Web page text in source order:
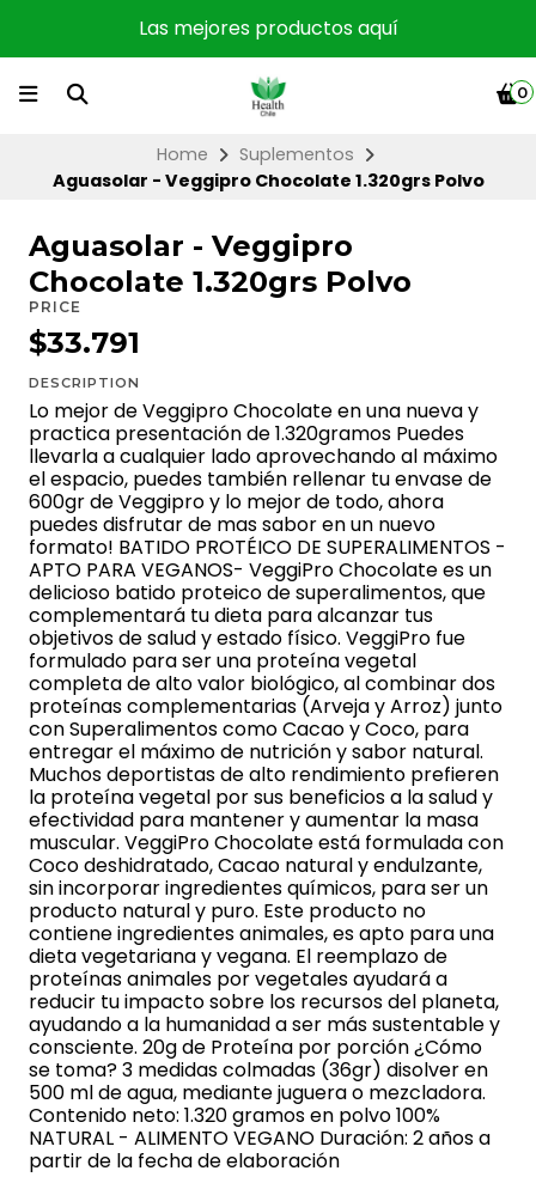
Las mejores productos aquí
0
Home
Suplementos
Aguasolar - Veggipro Chocolate 1.320grs Polvo
Aguasolar - Veggipro
Chocolate 1.320grs Polvo
PRICE
$33.791
DESCRIPTION
Lo mejor de Veggipro Chocolate en una nueva y
practica presentación de 1.320gramos Puedes
llevarla a cualquier lado aprovechando al máximo
el espacio, puedes también rellenar tu envase de
600gr de Veggipro y lo mejor de todo, ahora
puedes disfrutar de mas sabor en un nuevo
formato! BATIDO PROTÉICO DE SUPERALIMENTOS -
APTO PARA VEGANOS- VeggiPro Chocolate es un
delicioso batido proteico de superalimentos, que
complementará tu dieta para alcanzar tus
objetivos de salud y estado físico. VeggiPro fue
formulado para ser una proteína vegetal
completa de alto valor biológico, al combinar dos
proteínas complementarias (Arveja y Arroz) junto
con Superalimentos como Cacao y Coco, para
entregar el máximo de nutrición y sabor natural.
Muchos deportistas de alto rendimiento prefieren
la proteína vegetal por sus beneficios a la salud y
efectividad para mantener y aumentar la masa
muscular. VeggiPro Chocolate está formulada con
Coco deshidratado, Cacao natural y endulzante,
sin incorporar ingredientes químicos, para ser un
producto natural y puro. Este producto no
contiene ingredientes animales, es apto para una
dieta vegetariana y vegana. El reemplazo de
proteínas animales por vegetales ayudará a
reducir tu impacto sobre los recursos del planeta,
ayudando a la humanidad a ser más sustentable y
consciente. 20g de Proteína por porción ¿Cómo
se toma? 3 medidas colmadas (36gr) disolver en
500 ml de agua, mediante juguera o mezcladora.
Contenido neto: 1.320 gramos en polvo 100%
NATURAL - ALIMENTO VEGANO Duración: 2 años a
partir de la fecha de elaboración